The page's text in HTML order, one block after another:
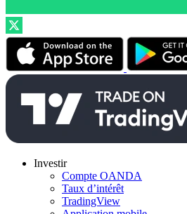
Investir
Compte OANDA
Taux d’intérêt
TradingView